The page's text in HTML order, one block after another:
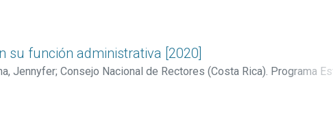
su función administrativa [2020]
Jennyfer; Consejo Nacional de Rectores (Costa Rica). Programa